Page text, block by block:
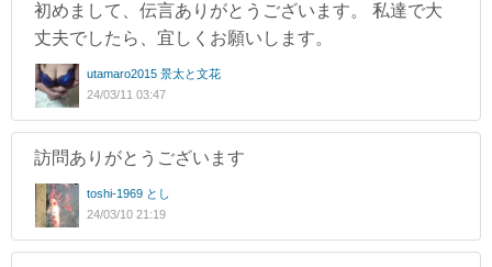
初めまして、伝言ありがとうございます。 私達で大
丈夫でしたら、宜しくお願いします。
utamaro2015 景太と文花
24/03/11 03:47
訪問ありがとうございます
toshi-1969 とし
24/03/10 21:19